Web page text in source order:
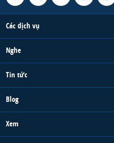
Các dịch vụ
Nghe
Tin tức
Blog
Xem